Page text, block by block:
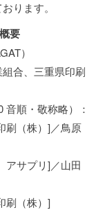
ります。
要
）
合、三重県印刷
順・敬称略）：
刷（株）]／鳥原
アサプリ]／山田
刷（株）]